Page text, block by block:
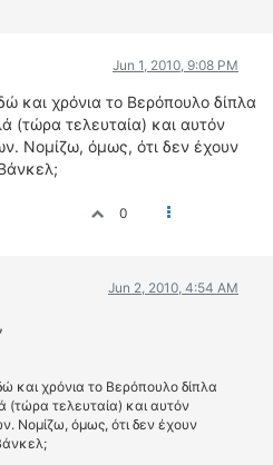
Jun 1, 2010, 9:08 PM
και χρόνια το Βερόπουλο δίπλα
(τώρα τελευταία) και αυτόν
Νομίζω, όμως, ότι δεν έχουν
0
Jun 2, 2010, 4:54 AM
και χρόνια το Βερόπουλο δίπλα
(τώρα τελευταία) και αυτόν
Νομίζω, όμως, ότι δεν έχουν